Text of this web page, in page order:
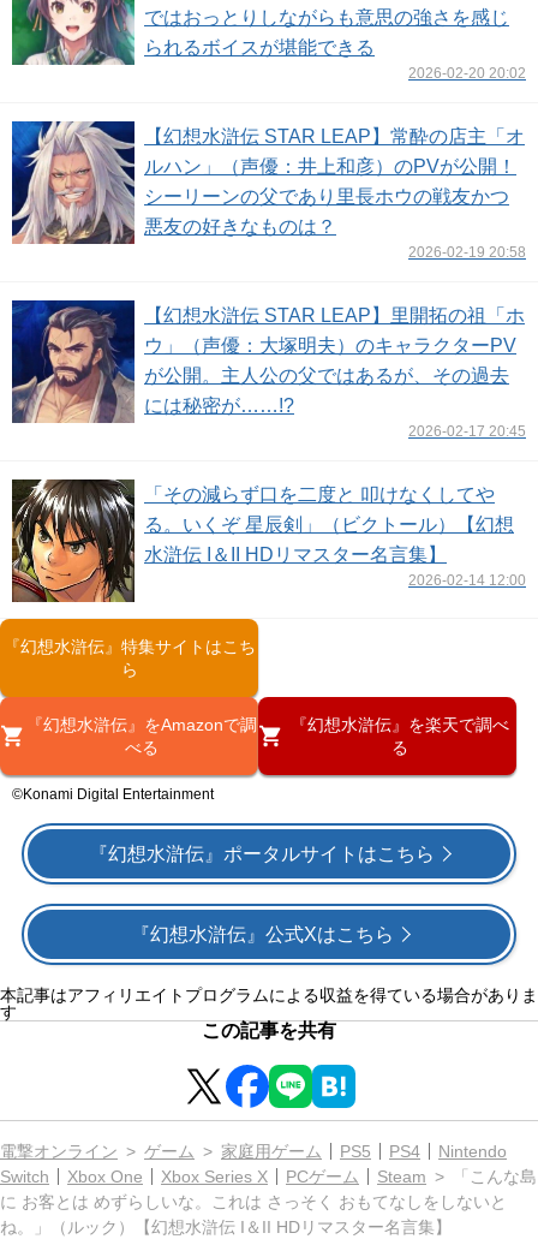
ではおっとりしながらも意思の強さを感じ
られるボイスが堪能できる
2026-02-20 20:02
【幻想水滸伝 STAR LEAP】常酔の店主「オ
ルハン」（声優：井上和彦）のPVが公開！
シーリーンの父であり里長ホウの戦友かつ
悪友の好きなものは？
2026-02-19 20:58
【幻想水滸伝 STAR LEAP】里開拓の祖「ホ
ウ」（声優：大塚明夫）のキャラクターPV
が公開。主人公の父ではあるが、その過去
には秘密が……!?
2026-02-17 20:45
「その減らず口を二度と 叩けなくしてや
る。いくぞ 星辰剣」（ビクトール）【幻想
水滸伝 I＆II HDリマスター名言集】
2026-02-14 12:00
『幻想水滸伝』特集サイトはこち
ら
『幻想水滸伝』をAmazonで調
べる
『幻想水滸伝』を楽天で調べ
る
©Konami Digital Entertainment
『幻想水滸伝』ポータルサイトはこちら
『幻想水滸伝』公式Xはこちら
本記事はアフィリエイトプログラムによる収益を得ている場合がありま
す
この記事を共有
電撃オンライン ゲーム 家庭用ゲーム PS5 PS4
Nintendo
Switch
Xbox One Xbox Series X PCゲーム Steam
「こんな島
に お客とは めずらしいな。これは さっそく おもてなしをしないと
ね。」（ルック）【幻想水滸伝 I＆II HDリマスター名言集】